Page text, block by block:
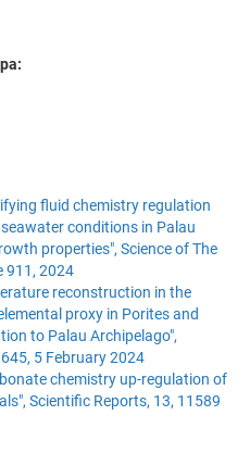
fluid chemistry regulation
conditions in Palau
properties", Science of The
911, 2024
reconstruction in the
proxy in Porites and
to Palau Archipelago",
5 February 2024
chemistry up-regulation of
Scientific Reports, 13, 11589